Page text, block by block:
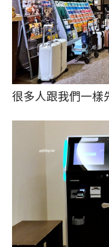
很多人跟我們一樣